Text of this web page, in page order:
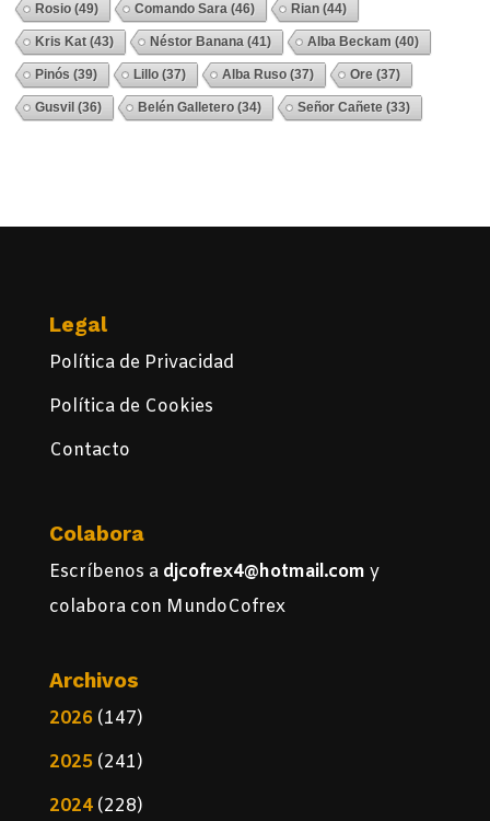
Rosio (49) Comando Sara (46) Rian (44)
Kris Kat (43) Néstor Banana (41) Alba Beckam (40)
Pinós (39) Lillo (37) Alba Ruso (37) Ore (37)
Gusvil (36) Belén Galletero (34) Señor Cañete (33)
Legal
Política de Privacidad
Política de Cookies
Contacto
Colabora
Escríbenos a djcofrex4@hotmail.com y
colabora con MundoCofrex
Archivos
2026(147)
2025(241)
2024(228)